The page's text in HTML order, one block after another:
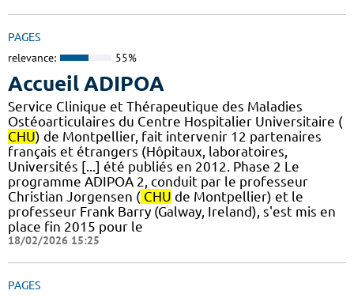
PAGES
relevance: 55%
Accueil ADIPOA
Service Clinique et Thérapeutique des Maladies
Ostéoarticulaires du Centre Hospitalier Universitaire (
CHU) de Montpellier, fait intervenir 12 partenaires
français et étrangers (Hôpitaux, laboratoires,
Universités [...] été publiés en 2012. Phase 2 Le
programme ADIPOA 2, conduit par le professeur
Christian Jorgensen ( CHU de Montpellier) et le
professeur Frank Barry (Galway, Ireland), s'est mis en
place fin 2015 pour le
18/02/2026 15:25
PAGES